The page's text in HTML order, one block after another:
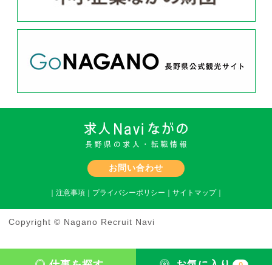
お問い合わせ
注意事項｜ プライバシーポリシー サイトマップ｜
Copyright © Nagano Recruit Navi